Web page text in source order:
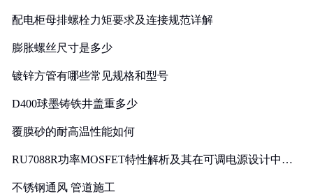
配电柜母排螺栓力矩要求及连接规范详解
膨胀螺丝尺寸是多少
镀锌方管有哪些常见规格和型号
D400球墨铸铁井盖重多少
覆膜砂的耐高温性能如何
RU7088R功率MOSFET特性解析及其在可调电源设计中的
不锈钢通风 管道施工